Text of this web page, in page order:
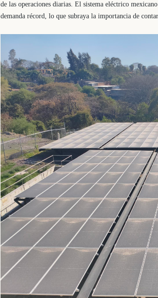
de las operaciones diarias. El sistema eléctrico
demanda récord, lo que subraya la importancia de